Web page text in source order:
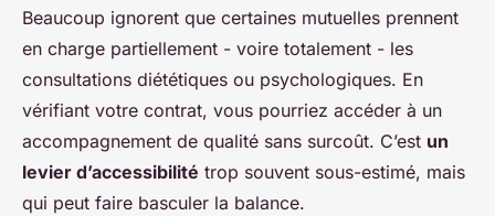
Beaucoup ignorent que certaines mutuelles prennent
en charge partiellement - voire totalement - les
consultations diététiques ou psychologiques. En
vérifiant votre contrat, vous pourriez accéder à un
accompagnement de qualité sans surcoût. C’est un
levier d’accessibilité trop souvent sous-estimé, mais
qui peut faire basculer la balance.